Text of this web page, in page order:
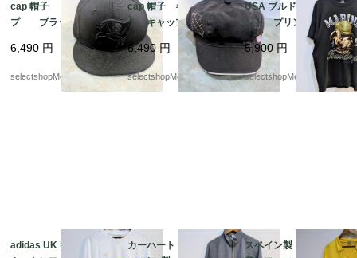
cap 帽子 キャッ
プ ブラック NEW
ERA ニューエラ 58,7
cm 7-3/8 NFL ニュー
エラ スカル 海賊
6,490 円
selectshopMerci.
cap 帽子 キャスケッ
ト キャップ ピン
ク ブラック バイカ
ースタイル ラインス
トーン Harley-David
son マジックテープ l
6,490 円
selectshopMerci.
USA ブルドッグ フロ
ント プリントデザイ
ン XLサイズ ブラッ
ク Tシャツ ROTHC
O MARINE BULDOG
5,900 円
selectshopMerci.
adidas UK limited Adi
カーハート carhart
スペイン製 ユーロ古